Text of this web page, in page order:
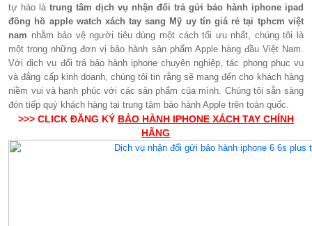
tự hào làtrung tâm dịch vụ nhận đổi trả gửi bảo hành iphone ipad
đồng hồ apple watch xách tay sang Mỹ uy tín giá rẻ tại tphcm việt
nam nhằm bảo vệ người tiêu dùng một cách tối ưu nhất, chúng tôi là
một trong những đơn vị bảo hành sản phẩm Apple hàng đầu Việt Nam.
Với dịch vụ đổi trả bảo hành iphone chuyên nghiệp, tác phong phục vụ
và đẳng cấp kinh doanh, chúng tôi tin rằng sẽ mang đến cho khách hàng
niềm vui và hạnh phúc với các sản phẩm của mình. Chúng tôi sẵn sàng
đón tiếp quý khách hàng tại trung tâm bảo hành Apple trên toàn quốc.
>>> CLICK ĐĂNG KÝ BẢO HÀNH IPHONE XÁCH TAY CHÍNH
HÃNG